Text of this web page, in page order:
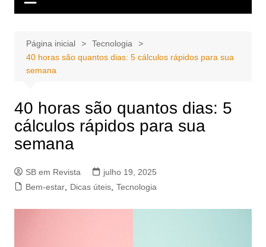
Página inicial
Tecnologia
40 horas são quantos dias: 5 cálculos rápidos para sua
semana
40 horas são quantos dias: 5
cálculos rápidos para sua
semana
SB em Revista
julho 19, 2025
Bem-estar, Dicas úteis, Tecnologia